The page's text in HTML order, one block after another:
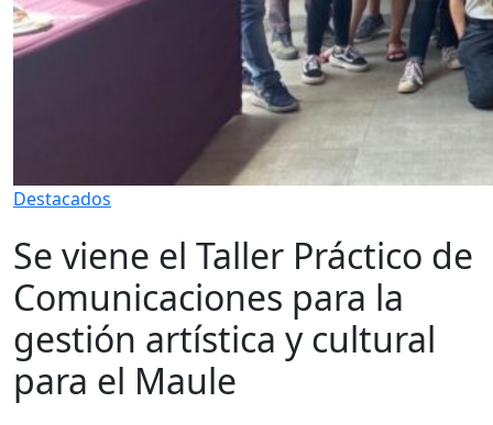
Destacados
Se viene el Taller Práctico de
Comunicaciones para la
gestión artística y cultural
para el Maule